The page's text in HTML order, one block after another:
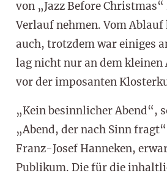
von „Jazz Before
Verlauf nehmen. Vom
auch, trotzdem war einiges
lag nicht nur an dem
vor der imposanten
„Kein besinnlicher Abend“,
„Abend, der nach Sinn
Franz-Josef Hanneken,
Publikum. Die für die